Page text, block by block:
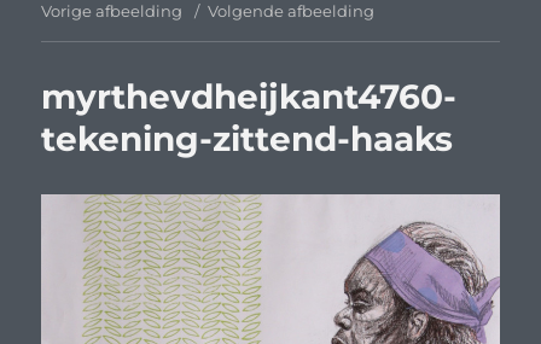
Vorige afbeelding Volgende afbeelding
myrthevdheijkant4760-
tekening-zittend-haaks